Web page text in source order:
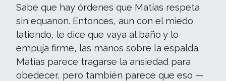
Sabe que hay órdenes que Matías respeta
sin equanon. Entonces, aun con el miedo
latiendo, le dice que vaya al baño y lo
empuja firme, las manos sobre la espalda.
Matías parece tragarse la ansiedad para
obedecer, pero también parece que eso —